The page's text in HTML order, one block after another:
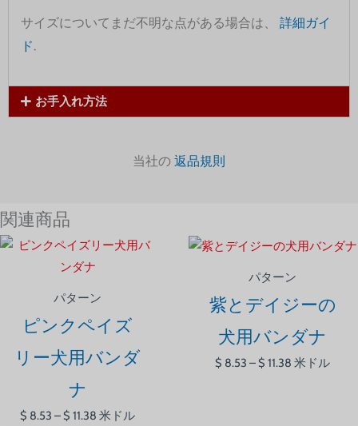
サイズについてまだ不明な点がある場合は、 詳細ガイ
ド.
お手入れ方法
当社の 返品規則
関連商品
パターン
ピンクペイズ
リー犬用バンダ
ナ
$ 8.53 –$ 11.38
価
–
$ 11.38
米ドル
パターン
紫とデイジーの
犬用バンダナ
$ 8.53 –$ 11.38
価
$ 8.53
–
米ドル